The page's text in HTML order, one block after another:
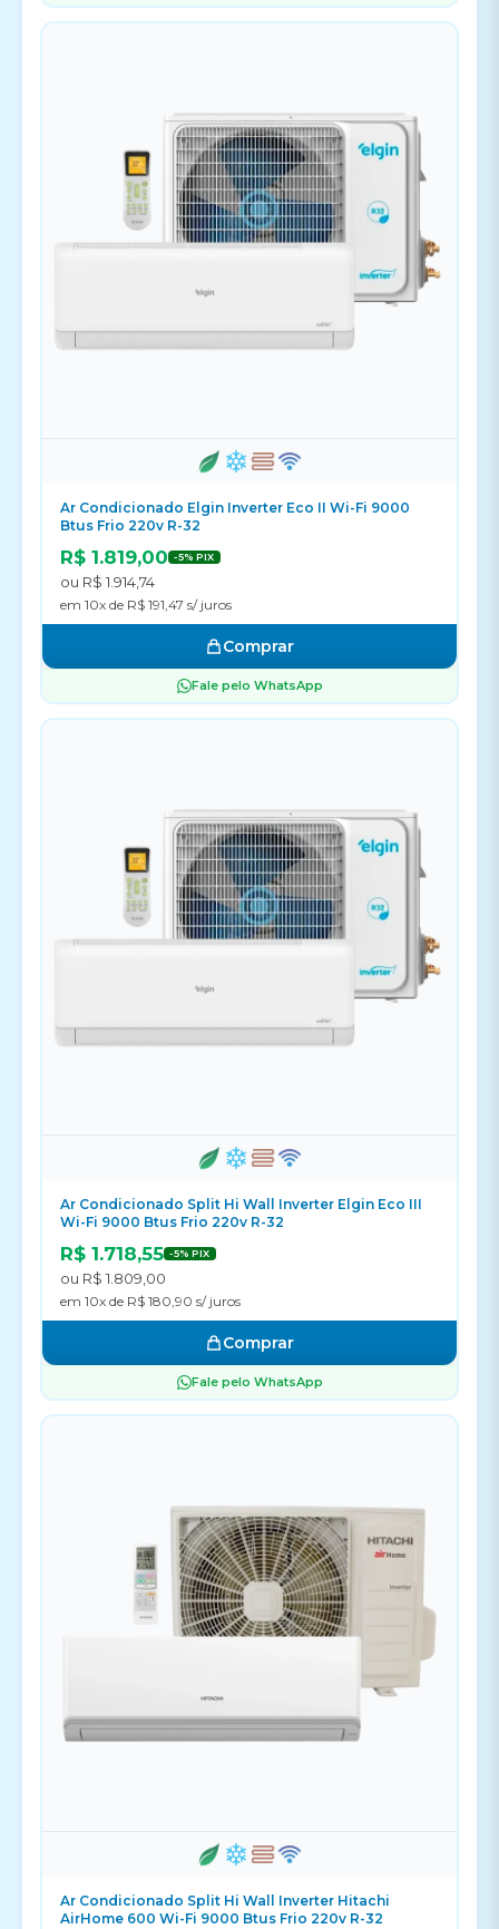
Ar Condicionado Elgin Inverter Eco II Wi-Fi 9000
Btus Frio 220v R-32
R$ 1.819,00 -5% PIX
ou R$ 1.914,74
em 10x de R$ 191,47 s/ juros
Comprar
Fale pelo WhatsApp
Ar Condicionado Split Hi Wall Inverter Elgin Eco III
Wi-Fi 9000 Btus Frio 220v R-32
R$ 1.718,55 -5% PIX
ou R$ 1.809,00
em 10x de R$ 180,90 s/ juros
Comprar
Fale pelo WhatsApp
Ar Condicionado Split Hi Wall Inverter Hitachi
AirHome 600 Wi-Fi 9000 Btus Frio 220v R-32